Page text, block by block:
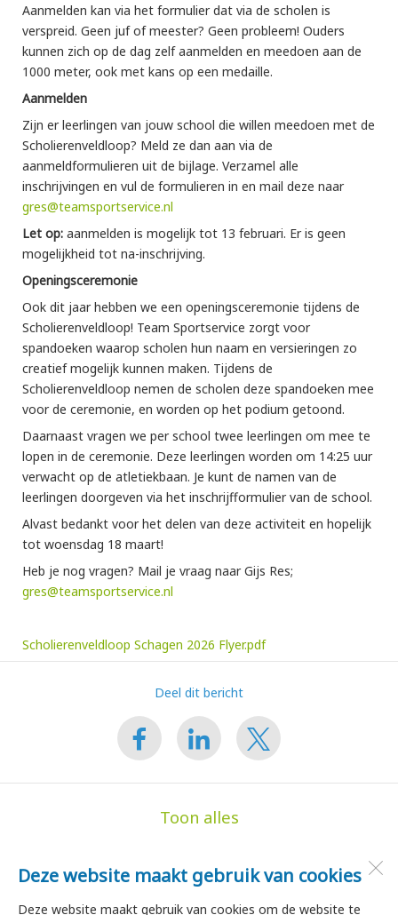
Deze website maakt gebruik van cookies
Deze website maakt gebruik van cookies om de website te
Aanmelden kan via het formulier dat via de scholen is
verspreid. Geen juf of meester? Geen probleem! Ouders
kunnen zich op de dag zelf aanmelden en meedoen aan de
1000 meter, ook met kans op een medaille.
Aanmelden
Zijn er leerlingen van jouw school die willen meedoen met de
Scholierenveldloop? Meld ze dan aan via de
aanmeldformulieren uit de bijlage. Verzamel alle
inschrijvingen en vul de formulieren in en mail deze naar
gres@teamsportservice.nl
Let op: aanmelden is mogelijk tot 13 februari. Er is geen
mogelijkheid tot na-inschrijving.
Openingsceremonie
Ook dit jaar hebben we een openingsceremonie tijdens de
Scholierenveldloop! Team Sportservice zorgt voor
spandoeken waarop scholen hun naam en versieringen zo
creatief mogelijk kunnen maken. Tijdens de
Scholierenveldloop nemen de scholen deze spandoeken mee
voor de ceremonie, en worden op het podium getoond.
Daarnaast vragen we per school twee leerlingen om mee te
lopen in de ceremonie. Deze leerlingen worden om 14:25 uur
verwacht op de atletiekbaan. Je kunt de namen van de
leerlingen doorgeven via het inschrijfformulier van de school.
Alvast bedankt voor het delen van deze activiteit en hopelijk
tot woensdag 18 maart!
Heb je nog vragen? Mail je vraag naar Gijs Res;
gres@teamsportservice.nl
Scholierenveldloop Schagen 2026 Flyer.pdf
Deel dit bericht
Toon alles
de Hoge Akker